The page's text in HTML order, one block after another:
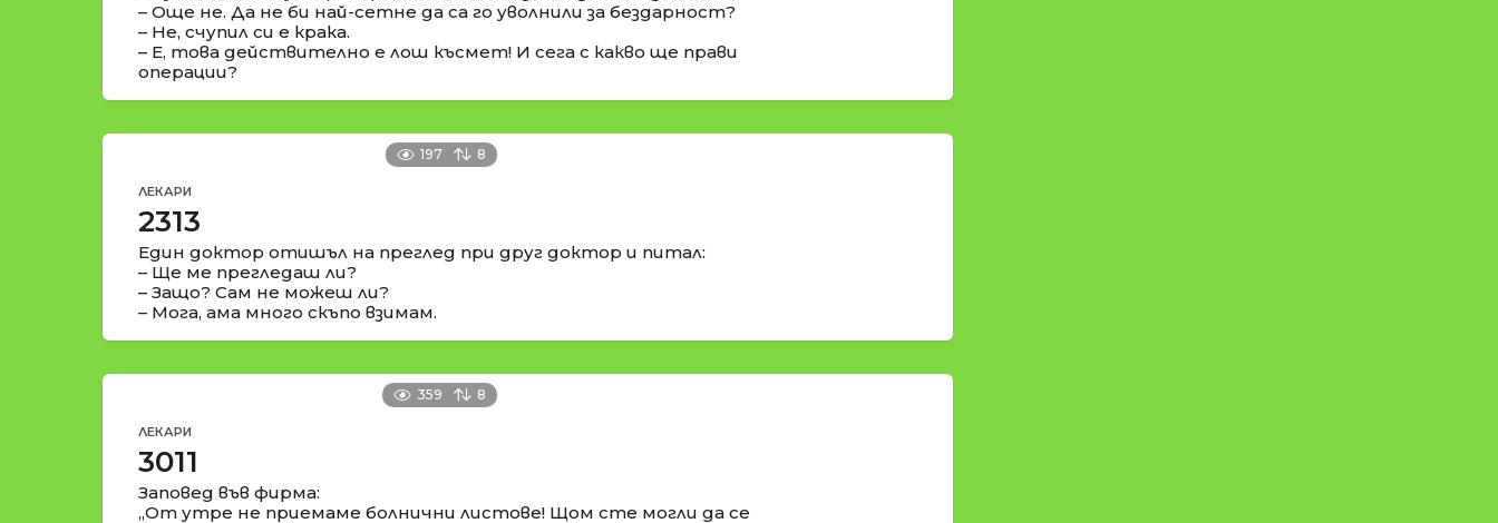
– Още не. Да не би най-сетне да са го уволнили за бездарност?
– Не, счупил си е крака.
– Е, това действително е лош късмет! И сега с какво ще прави
операции?
197 8
ЛЕКАРИ
2313
Един доктор отишъл на преглед при друг доктор и питал:
– Ще ме прегледаш ли?
– Защо? Сам не можеш ли?
– Мога, ама много скъпо взимам.
359 8
ЛЕКАРИ
3011
Заповед във фирма:
„От утре не приемаме болнични листове! Щом сте могли да се